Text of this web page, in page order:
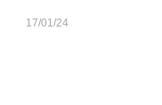
17/01/24